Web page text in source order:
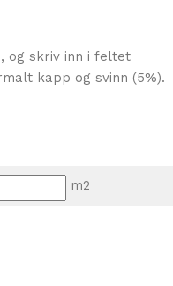
og skriv inn i feltet
kapp og svinn (5%).
m2